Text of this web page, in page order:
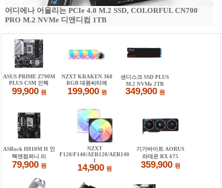
어디에나 어울리는 PCIe 4.0 M.2 SSD, COLORFUL CN700
PRO M.2 NVMe 디앤디컴 1TB